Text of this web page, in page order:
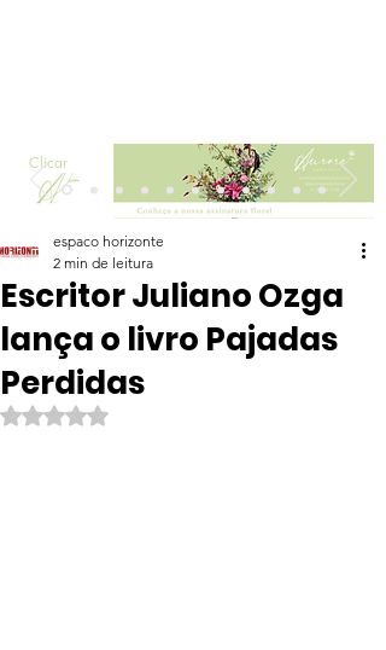
Clicar
Escritor Juliano Ozga
lança o livro Pajadas
Perdidas
espaco horizonte
2 min de leitura
Avaliado com NaN de 5 estrelas.